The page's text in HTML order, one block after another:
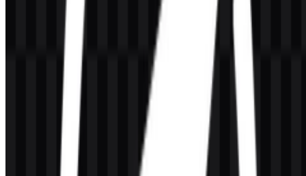
Dalam praktiknya, warna-warna ini memberi sistem logo tampilan
yang jelas dan mudah dikenali pada aset OpenLiteSpeed PNG dan
OpenLiteSpeed SVG, terutama saat dipadukan dengan versi hitam
atau putih untuk penempatan yang mengutamakan kontras.
Pertanyaan yang Sering Diajukan
Apakah saya boleh menggunakan logo
OpenLiteSpeed untuk keperluan komersial?
Penggunaan komersial mungkin memerlukan izin, jadi sebaiknya
tanyakan terlebih dahulu kepada pemilik merek resmi sebelum
menggunakan logo tersebut dalam konteks komersial.